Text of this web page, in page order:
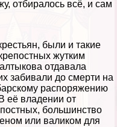
отбиралось всё, и сам
были и такие
жутким
отдавала
забивали до cмepти на
распоряжению
её владении от
большинство
или валиком для